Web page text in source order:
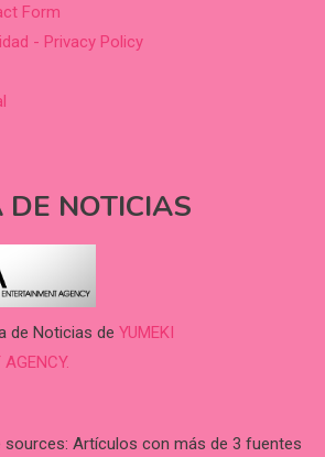
Form
- Privacy Policy
DE NOTICIAS
de Noticias de YUMEKI
Artículos con más de 3 fuentes